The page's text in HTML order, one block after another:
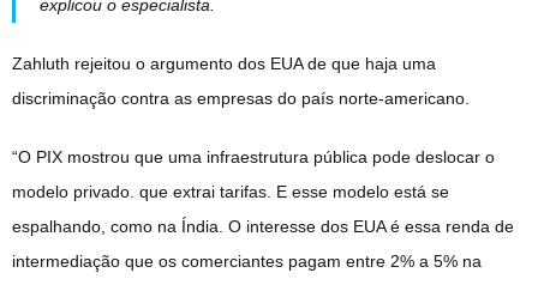
explicou o especialista.
Zahluth rejeitou o argumento dos EUA de que haja uma
discriminação contra as empresas do país norte-americano.
“O PIX mostrou que uma infraestrutura pública pode deslocar o
modelo privado. que extrai tarifas. E esse modelo está se
espalhando, como na Índia. O interesse dos EUA é essa renda de
intermediação que os comerciantes pagam entre 2% a 5% na